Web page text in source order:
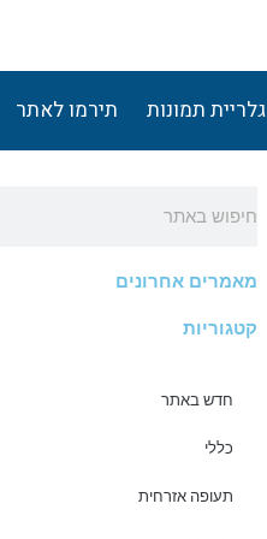
גלריית תמונות תירמו לאתר
מאמרים אחרונים
קטגוריות
חדש באתר
כללי
תעופה אזרחית